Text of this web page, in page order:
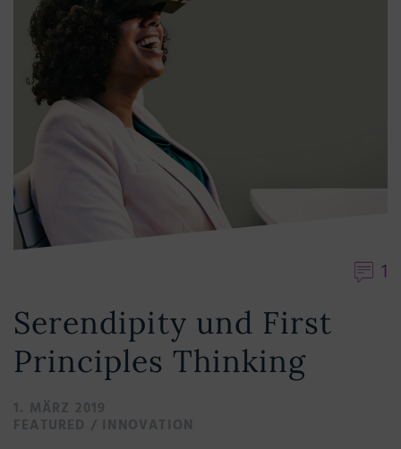
1
Serendipity und First
Principles Thinking
1. MÄRZ 2019
FEATURED / INNOVATION